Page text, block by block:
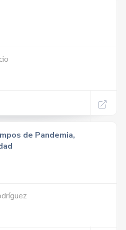
de Pandemia,